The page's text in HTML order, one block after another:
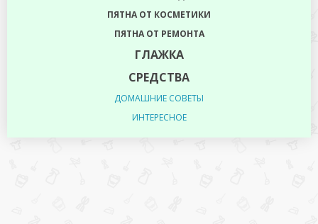
ПЯТНА ОТ КОСМЕТИКИ
ПЯТНА ОТ РЕМОНТА
ГЛАЖКА
СРЕДСТВА
ДОМАШНИЕ СОВЕТЫ
ИНТЕРЕСНОЕ